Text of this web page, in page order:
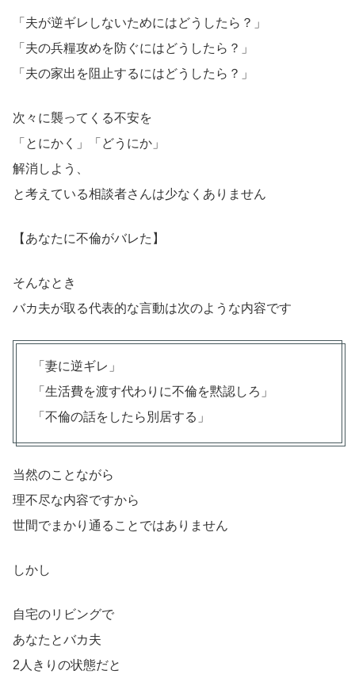
「夫が逆ギレしないためにはどうしたら？」
「夫の兵糧攻めを防ぐにはどうしたら？」
「夫の家出を阻止するにはどうしたら？」
次々に襲ってくる不安を
「とにかく」「どうにか」
解消しよう、
と考えている相談者さんは少なくありません
【あなたに不倫がバレた】
そんなとき
バカ夫が取る代表的な言動は次のような内容です
「妻に逆ギレ」
「生活費を渡す代わりに不倫を黙認しろ」
「不倫の話をしたら別居する」
当然のことながら
理不尽な内容ですから
世間でまかり通ることではありません
しかし
自宅のリビングで
あなたとバカ夫
2人きりの状態だと